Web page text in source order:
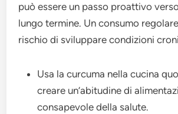
può essere un passo proattivo
lungo termine. Un consumo
rischio di sviluppare condizioni
Usa la curcuma nella cucina
creare un’abitudine di
consapevole della salute.